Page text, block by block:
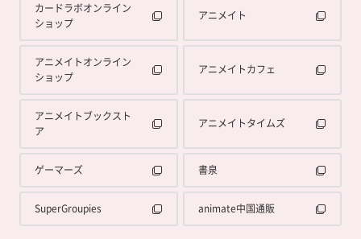
カードラボオンライン
ショップ
アニメイト
アニメイトオンライン
ショップ
アニメイトカフェ
アニメイトブックスト
ア
アニメイトタイムズ
ゲーマーズ 書泉
SuperGroupies animate中国通販